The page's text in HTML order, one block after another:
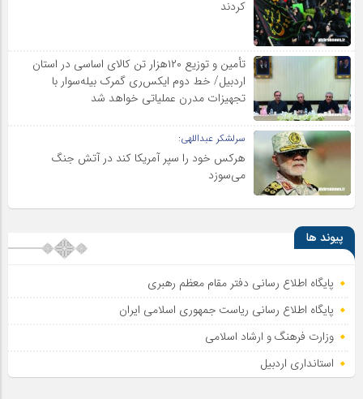
کردند
تأمین و توزیع ۱۲۰هزار تن کالای اساسی در استان
اردبیل/ خط دوم ایکس‌ری گمرک بیله‌سوار با
تجهیزات مدرن عملیاتی خواهد شد
سرلشکر عبداللهی:
هرکس خود را سپر آمریکا کند در آتش جنگ
می‌سوزد
پیوند ها
پایگاه اطلاع رسانی دفتر مقام معظم رهبری
پایگاه اطلاع‌ رسانی ریاست‌ جمهوری اسلامی ایران
وزارت فرهنگ و ارشاد اسلامی
استانداری اردبیل